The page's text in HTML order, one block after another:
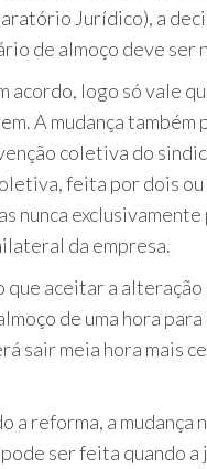
Jurídico), a
de almoço deve ser
acordo, logo só vale
A mudança também
coletiva do
feita por dois ou
nunca
da empresa.
que aceitar a alteração
de uma hora para
sair meia hora mais
a reforma, a mudança
ser feita quando a